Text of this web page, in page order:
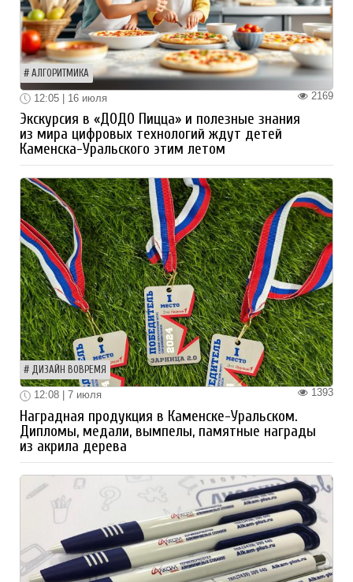
АЛГОРИТМИКА
2169
12:05 | 16 июля
Экскурсия в «ДОДО Пицца» и полезные знания
из мира цифровых технологий ждут детей
Каменска-Уральского этим летом
ДИЗАЙН ВОВРЕМЯ
1393
12:08 | 7 июля
Наградная продукция в Каменске-Уральском.
Дипломы, медали, вымпелы, памятные награды
из акрила дерева